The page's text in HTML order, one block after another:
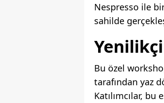
Nespresso ile
sahilde
Bu özel
tarafından yaz
Katılımcılar,